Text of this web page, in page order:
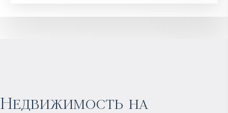
Недвижимость на
Прогнозируемый доход: